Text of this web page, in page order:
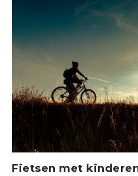
Fietsen met